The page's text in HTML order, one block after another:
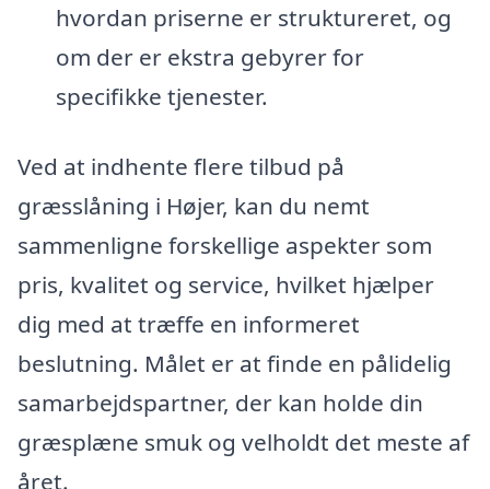
hvordan priserne er struktureret, og
om der er ekstra gebyrer for
specifikke tjenester.
Ved at indhente flere tilbud på
græsslåning i Højer, kan du nemt
sammenligne forskellige aspekter som
pris, kvalitet og service, hvilket hjælper
dig med at træffe en informeret
beslutning. Målet er at finde en pålidelig
samarbejdspartner, der kan holde din
græsplæne smuk og velholdt det meste af
året.